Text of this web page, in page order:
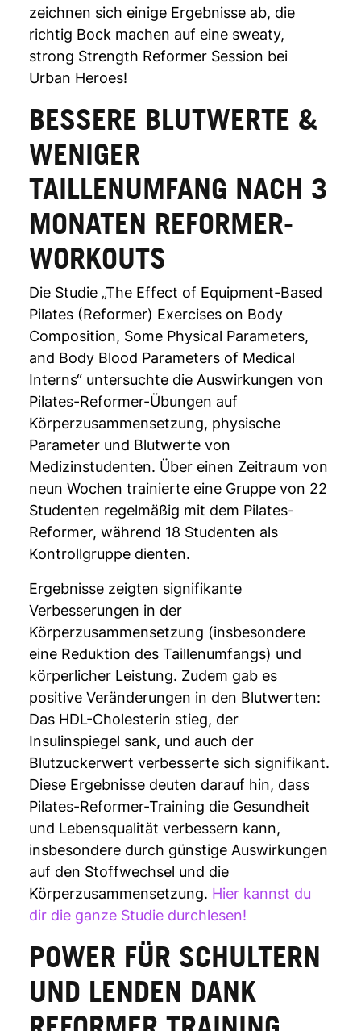
zeichnen sich einige Ergebnisse ab, die
richtig Bock machen auf eine sweaty,
strong Strength Reformer Session bei
Urban Heroes!
BESSERE BLUTWERTE &
WENIGER
TAILLENUMFANG NACH 3
MONATEN REFORMER-
WORKOUTS
Die Studie „The Effect of Equipment-Based
Pilates (Reformer) Exercises on Body
Composition, Some Physical Parameters,
and Body Blood Parameters of Medical
Interns“ untersuchte die Auswirkungen von
Pilates-Reformer-Übungen auf
Körperzusammensetzung, physische
Parameter und Blutwerte von
Medizinstudenten. Über einen Zeitraum von
neun Wochen trainierte eine Gruppe von 22
Studenten regelmäßig mit dem Pilates-
Reformer, während 18 Studenten als
Kontrollgruppe dienten.
Ergebnisse zeigten signifikante
Verbesserungen in der
Körperzusammensetzung (insbesondere
eine Reduktion des Taillenumfangs) und
körperlicher Leistung. Zudem gab es
positive Veränderungen in den Blutwerten:
Das HDL-Cholesterin stieg, der
Insulinspiegel sank, und auch der
Blutzuckerwert verbesserte sich signifikant.
Diese Ergebnisse deuten darauf hin, dass
Pilates-Reformer-Training die Gesundheit
und Lebensqualität verbessern kann,
insbesondere durch günstige Auswirkungen
auf den Stoffwechsel und die
Körperzusammensetzung. Hier kannst du
dir die ganze Studie durchlesen!
POWER FÜR SCHULTERN
UND LENDEN DANK